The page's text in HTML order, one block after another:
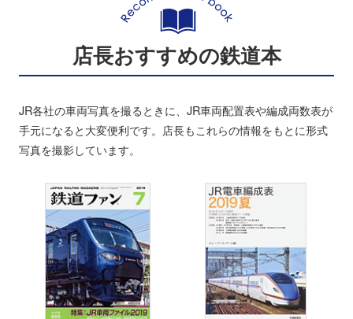
店長おすすめの鉄道本
JR各社の車両写真を撮るときに、JR車両配置表や編成両数表が
手元になると大変便利です。店長もこれらの情報をもとに形式
写真を撮影しています。